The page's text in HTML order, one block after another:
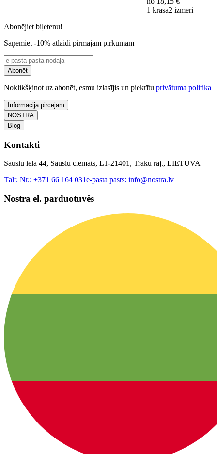
1 krāsa2 izmēri
Abonējiet biļetenu!
Saņemiet -10% atlaidi pirmajam pirkumam
Abonēt
Noklikšķinot uz abonēt, esmu izlasījis un piekrītu privātuma politika
Informācija pircējam
NOSTRA
Blog
Kontakti
Sausiu iela 44, Sausiu ciemats, LT-21401, Traku raj., LIETUVA
Tālr. Nr.: +371 66 164 031e-pasta pasts: info@nostra.lv
Nostra el. parduotuvės